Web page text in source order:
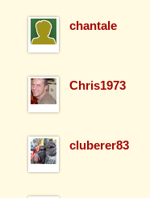
chantale
Chris1973
cluberer83